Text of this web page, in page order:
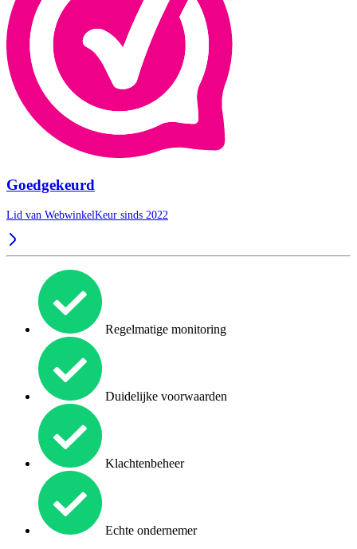
Goedgekeurd
Lid van WebwinkelKeur sinds 2022
Regelmatige monitoring
Duidelijke voorwaarden
Klachtenbeheer
Echte ondernemer